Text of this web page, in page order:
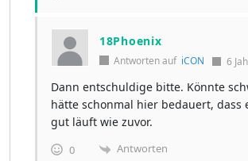
18Phoenix
Antworten auf iCON 6
Dann entschuldige bitte. Könnte
hätte schonmal hier bedauert, dass
gut läuft wie zuvor.
0 Antworten